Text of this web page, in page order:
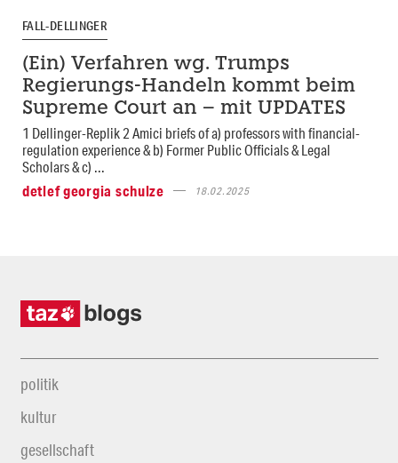
FALL-DELLINGER
(Ein) Verfahren wg. Trumps
Regierungs-Handeln kommt beim
Supreme Court an – mit UPDATES
1 Dellinger-Replik 2 Amici briefs of a) professors with financial-
regulation experience & b) Former Public Officials & Legal
Scholars & c) ...
detlef georgia schulze
18.02.2025
politik
kultur
gesellschaft